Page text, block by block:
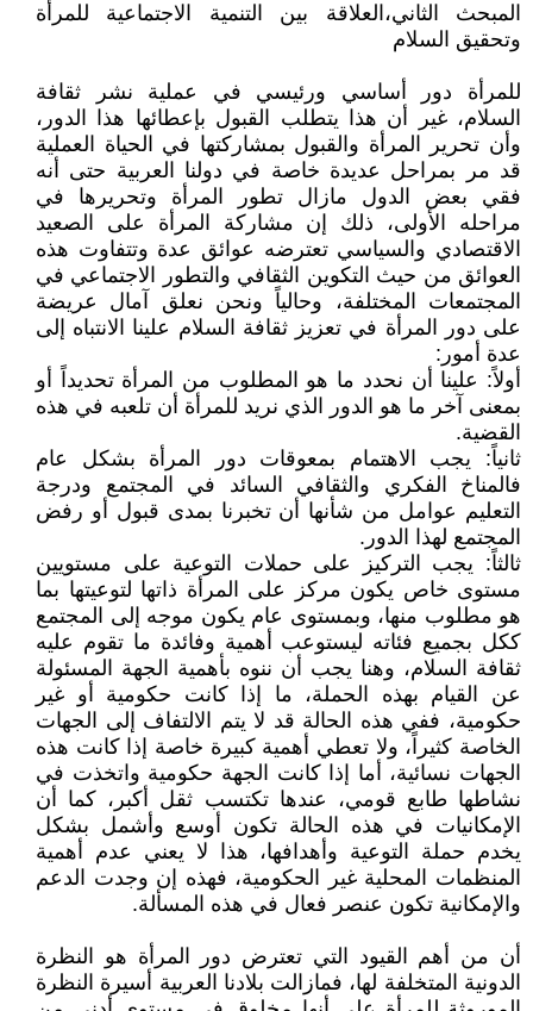
المبحث الثاني،العلاقة بين التنمية الاجتماعية للمرأة
وتحقيق السلام
للمرأة دور أساسي ورئيسي في عملية نشر ثقافة
السلام، غير أن هذا يتطلب القبول بإعطائها هذا الدور،
وأن تحرير المرأة والقبول بمشاركتها في الحياة العملية
قد مر بمراحل عديدة خاصة في دولنا العربية حتى أنه
فقي بعض الدول مازال تطور المرأة وتحريرها في
مراحله الأولى، ذلك إن مشاركة المرأة على الصعيد
الاقتصادي والسياسي تعترضه عوائق عدة وتتفاوت هذه
العوائق من حيث التكوين الثقافي والتطور الاجتماعي في
المجتمعات المختلفة، وحالياً ونحن نعلق آمال عريضة
على دور المرأة في تعزيز ثقافة السلام علينا الانتباه إلى
عدة أمور:
أولاً: علينا أن نحدد ما هو المطلوب من المرأة تحديداً أو
بمعنى آخر ما هو الدور الذي نريد للمرأة أن تلعبه في هذه
القضية.
ثانياً: يجب الاهتمام بمعوقات دور المرأة بشكل عام
فالمناخ الفكري والثقافي السائد في المجتمع ودرجة
التعليم عوامل من شأنها أن تخبرنا بمدى قبول أو رفض
المجتمع لهذا الدور.
ثالثاً: يجب التركيز على حملات التوعية على مستويين
مستوى خاص يكون مركز على المرأة ذاتها لتوعيتها بما
هو مطلوب منها، وبمستوى عام يكون موجه إلى المجتمع
ككل بجميع فئاته ليستوعب أهمية وفائدة ما تقوم عليه
ثقافة السلام، وهنا يجب أن ننوه بأهمية الجهة المسئولة
عن القيام بهذه الحملة، ما إذا كانت حكومية أو غير
حكومية، ففي هذه الحالة قد لا يتم الالتفاف إلى الجهات
الخاصة كثيراً، ولا تعطي أهمية كبيرة خاصة إذا كانت هذه
الجهات نسائية، أما إذا كانت الجهة حكومية واتخذت في
نشاطها طابع قومي، عندها تكتسب ثقل أكبر، كما أن
الإمكانيات في هذه الحالة تكون أوسع وأشمل بشكل
يخدم حملة التوعية وأهدافها، هذا لا يعني عدم أهمية
المنظمات المحلية غير الحكومية، فهذه إن وجدت الدعم
والإمكانية تكون عنصر فعال في هذه المسألة.
أن من أهم القيود التي تعترض دور المرأة هو النظرة
الدونية المتخلفة لها، فمازالت بلادنا العربية أسيرة النظرة